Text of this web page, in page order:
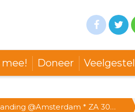
mee! Doneer
@Amsterdam * ZA 30